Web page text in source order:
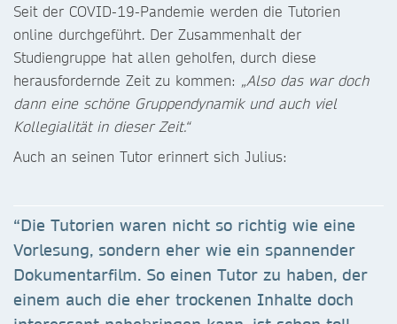
Seit der COVID-19-Pandemie werden die Tutorien
online durchgeführt. Der Zusammenhalt der
Studiengruppe hat allen geholfen, durch diese
herausfordernde Zeit zu kommen: „Also das war doch
dann eine schöne Gruppendynamik und auch viel
Kollegialität in dieser Zeit.“
Auch an seinen Tutor erinnert sich Julius:
“Die Tutorien waren nicht so richtig wie eine
Vorlesung, sondern eher wie ein spannender
Dokumentarfilm. So einen Tutor zu haben, der
einem auch die eher trockenen Inhalte doch